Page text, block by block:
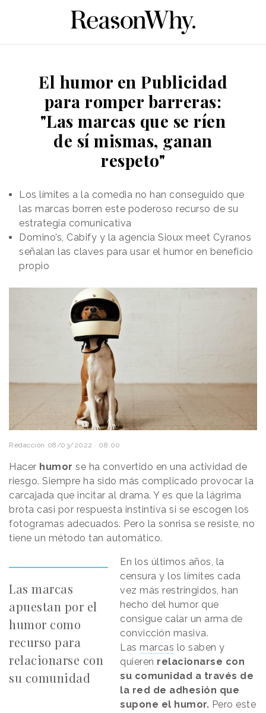
El humor en Publicidad
para romper barreras:
"Las marcas que se ríen
de sí mismas, ganan
respeto"
Los límites a la comedia no han conseguido que
las marcas borren este poderoso recurso de su
estrategia comunicativa
Domino’s, Cabify y la agencia Sioux meet Cyranos
señalan las claves para usar el humor en beneficio
propio
Redacción 08/03/2022 · 08:00
Hacer humor se ha convertido en una actividad de
riesgo. Siempre ha sido más complicado provocar la
carcajada que incitar al drama. Y es que la lágrima
brota casi por respuesta instintiva si se escogen los
fotogramas adecuados. Pero la sonrisa se resiste, no
tiene un método tan automático.
Las marcas
apuestan por el
humor como
recurso para
relacionarse con
su comunidad
En los últimos años, la
censura y los límites cada
vez más restringidos, han
hecho del humor que
consigue calar un arma de
convicción masiva.
Las marcas lo saben y
quieren relacionarse con
su comunidad a través de
la red de adhesión que
supone el humor. Pero este